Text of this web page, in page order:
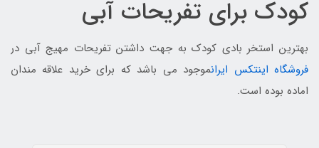
کودک برای تفریحات آبی
بهترین استخر بادی کودک به جهت داشتن تفریحات مهیج آبی در
فروشگاه اینتکس ایرانموجود می باشد که برای خرید علاقه مندان
اماده بوده است.